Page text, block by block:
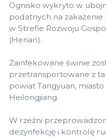
Ognisko wykryto w
podatnych na
w Strefie Rozwoju
(Henan).
Zainfekowane świnie
przetransportowane z
powiat Tangyuan,
Heilongjiang.
W rzeźni
dezynfekcję i kontrolę